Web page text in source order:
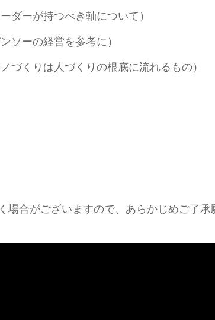
ダーが持つべき軸について）
ソーの経営を参考に）
づくりは人づくりの根底に流れるもの）
合がございますので、あらかじめご了承